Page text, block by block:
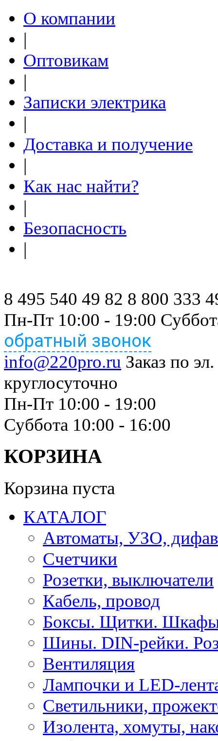
О компании
|
Оптовикам
|
Записки электрика
|
Доставка и получение
|
Как нас найти?
|
Безопасность
|
8 495 540 49 82 8 800 333
Пн-Пт 10:00 - 19:00
обратный звонок
info@220pro.ru Заказ по
круглосуточно
Пн-Пт 10:00 - 19:00
Суббота 10:00 - 16:00
КОРЗИНА
Корзина пуста
КАТАЛОГ
Автоматы, УЗО,
Счетчики
Розетки, выключатели
Кабель, провод
Боксы. Щитки.
Шины. DIN-рейки.
Вентиляция
Лампочки и LED-
Светильники,
Изолента, хомуты,